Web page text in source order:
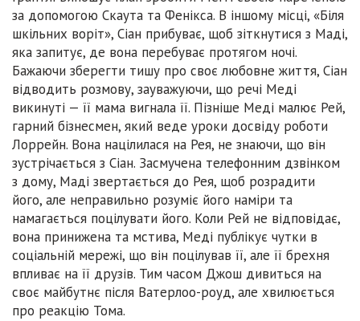
за допомогою Скаута та Фенікса. В іншому місці, «Біля
шкільних воріт», Сіан прибуває, щоб зіткнутися з Маді,
яка запитує, де вона перебуває протягом ночі.
Бажаючи зберегти тишу про своє любовне життя, Сіан
відводить розмову, зауважуючи, що речі Меді
викинуті — її мама вигнала її. Пізніше Меді малює Рей,
гарний бізнесмен, який веде уроки досвіду роботи
Лоррейн. Вона націлилася на Рея, не знаючи, що він
зустрічається з Сіан. Засмучена телефонним дзвінком
з дому, Маді звертається до Рея, щоб розрадити
його, але неправильно розуміє його наміри та
намагається поцілувати його. Коли Рей не відповідає,
вона принижена та мстива, Меді публікує чутки в
соціальній мережі, що він поцілував її, але її брехня
впливає на її друзів. Тим часом Джош дивиться на
своє майбутнє після Ватерлоо-роуд, але хвилюється
про реакцію Тома.